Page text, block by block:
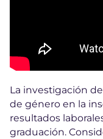
La investigación
de género en la
resultados
graduación.